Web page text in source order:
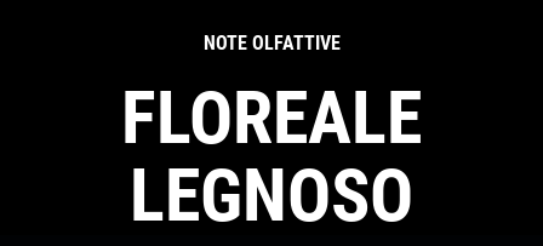
NOTE OLFATTIVE
FLOREALE
LEGNOSO